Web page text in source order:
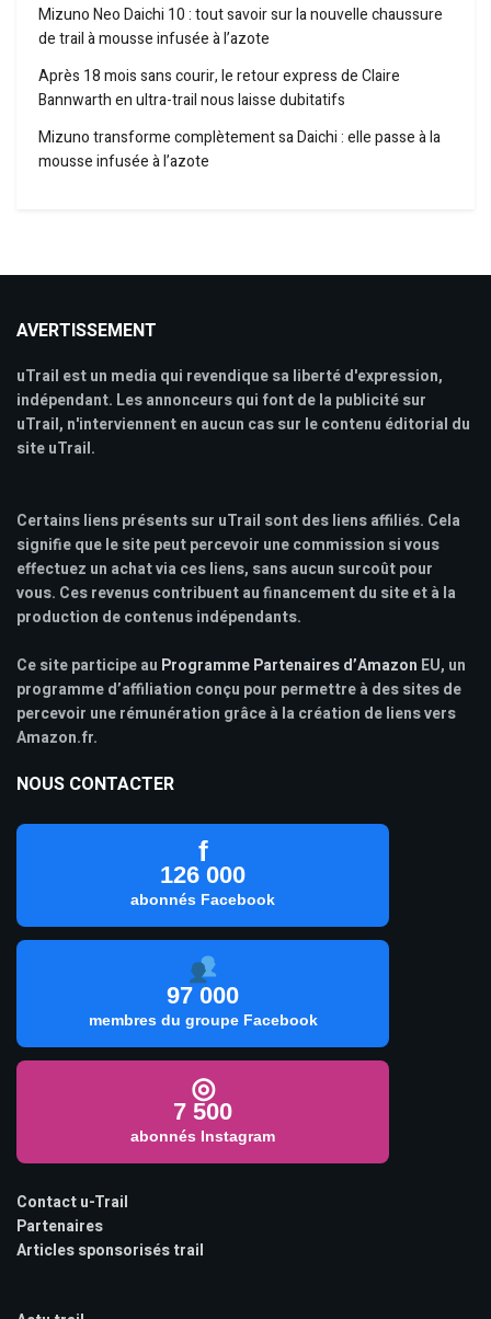
Mizuno Neo Daichi 10 : tout savoir sur la nouvelle chaussure
de trail à mousse infusée à l’azote
Après 18 mois sans courir, le retour express de Claire
Bannwarth en ultra-trail nous laisse dubitatifs
Mizuno transforme complètement sa Daichi : elle passe à la
mousse infusée à l’azote
AVERTISSEMENT
uTrail est un media qui revendique sa liberté d'expression,
indépendant. Les annonceurs qui font de la publicité sur
uTrail, n'interviennent en aucun cas sur le contenu éditorial du
site uTrail.
Certains liens présents sur uTrail sont des liens affiliés. Cela
signifie que le site peut percevoir une commission si vous
effectuez un achat via ces liens, sans aucun surcoût pour
vous. Ces revenus contribuent au financement du site et à la
production de contenus indépendants.
Ce site participe au Programme Partenaires d’Amazon EU, un
programme d’affiliation conçu pour permettre à des sites de
percevoir une rémunération grâce à la création de liens vers
Amazon.fr.
NOUS CONTACTER
f
126 000
abonnés Facebook
97 000
membres du groupe Facebook
◎
7 500
abonnés Instagram
Contact u-Trail
Partenaires
Articles sponsorisés trail